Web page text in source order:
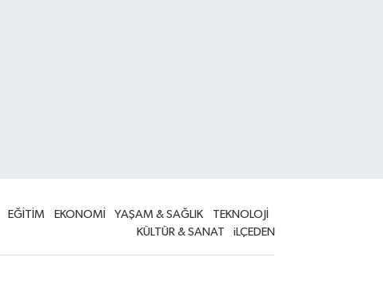
EĞİTİM EKONOMİ YAŞAM & SAĞLIK
TEKNOLOJİ
KÜLTÜR & SANAT
iLÇEDEN